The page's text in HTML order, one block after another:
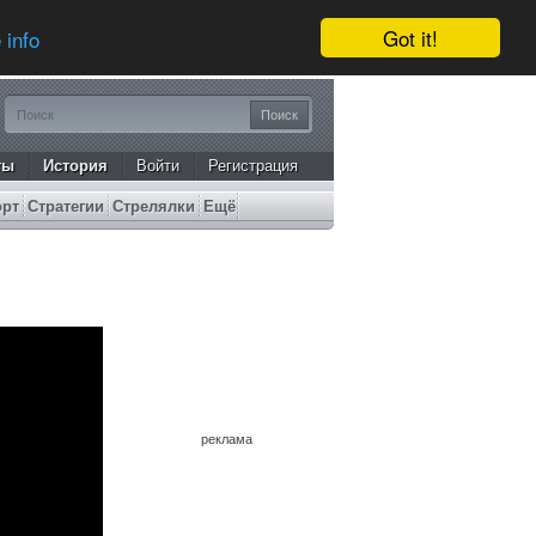
Got it!
info
История Войти Регистрация
Стратегии Стрелялки Ещё
реклама